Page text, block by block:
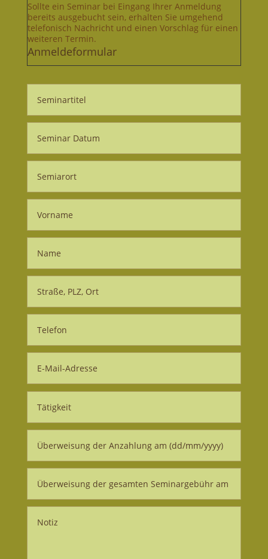
Sollte ein Seminar bei Eingang Ihrer Anmeldung
bereits ausgebucht sein, erhalten Sie umgehend
telefonisch Nachricht und einen Vorschlag für einen
weiteren Termin.
Anmeldeformular